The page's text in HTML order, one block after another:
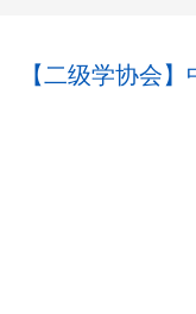
【二级学协会